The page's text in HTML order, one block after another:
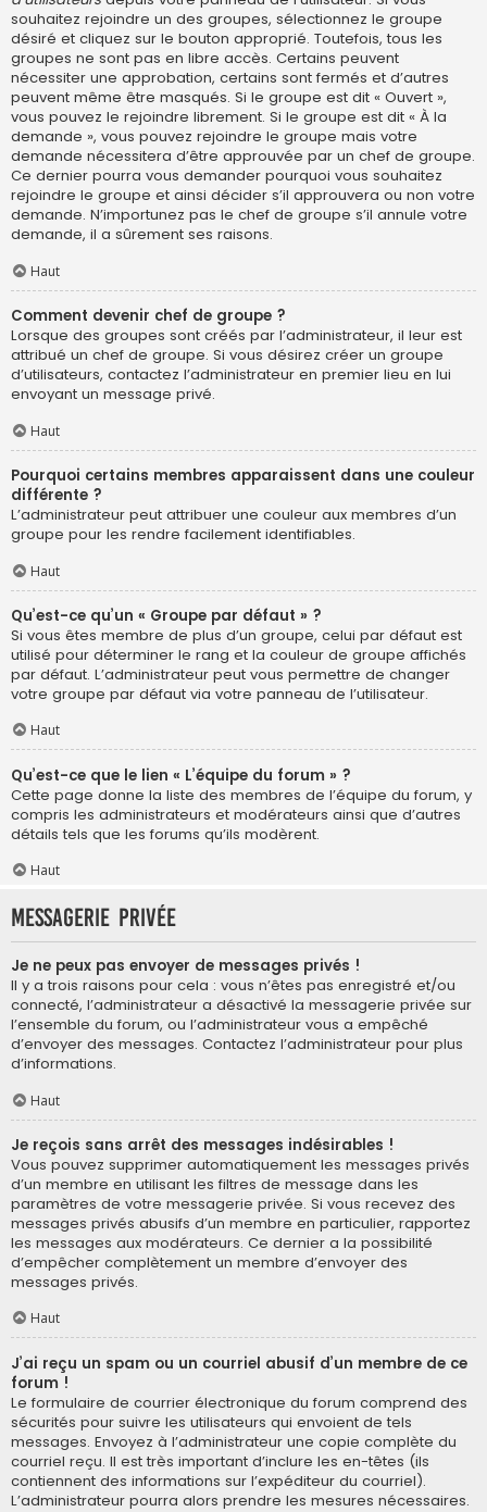
souhaitez rejoindre un des groupes, sélectionnez le groupe
désiré et cliquez sur le bouton approprié. Toutefois, tous les
groupes ne sont pas en libre accès. Certains peuvent
nécessiter une approbation, certains sont fermés et d’autres
peuvent même être masqués. Si le groupe est dit « Ouvert »,
vous pouvez le rejoindre librement. Si le groupe est dit « À la
demande », vous pouvez rejoindre le groupe mais votre
demande nécessitera d’être approuvée par un chef de groupe.
Ce dernier pourra vous demander pourquoi vous souhaitez
rejoindre le groupe et ainsi décider s’il approuvera ou non votre
demande. N’importunez pas le chef de groupe s’il annule votre
demande, il a sûrement ses raisons.
Haut
Comment devenir chef de groupe ?
Lorsque des groupes sont créés par l’administrateur, il leur est
attribué un chef de groupe. Si vous désirez créer un groupe
d’utilisateurs, contactez l’administrateur en premier lieu en lui
envoyant un message privé.
Haut
Pourquoi certains membres apparaissent dans une couleur
différente ?
L’administrateur peut attribuer une couleur aux membres d’un
groupe pour les rendre facilement identifiables.
Haut
Qu’est-ce qu’un « Groupe par défaut » ?
Si vous êtes membre de plus d’un groupe, celui par défaut est
utilisé pour déterminer le rang et la couleur de groupe affichés
par défaut. L’administrateur peut vous permettre de changer
votre groupe par défaut via votre panneau de l’utilisateur.
Haut
Qu’est-ce que le lien « L’équipe du forum » ?
Cette page donne la liste des membres de l’équipe du forum, y
compris les administrateurs et modérateurs ainsi que d’autres
détails tels que les forums qu’ils modèrent.
Haut
Messagerie privée
Je ne peux pas envoyer de messages privés !
Il y a trois raisons pour cela : vous n’êtes pas enregistré et/ou
connecté, l’administrateur a désactivé la messagerie privée sur
l’ensemble du forum, ou l’administrateur vous a empêché
d’envoyer des messages. Contactez l’administrateur pour plus
d’informations.
Haut
Je reçois sans arrêt des messages indésirables !
Vous pouvez supprimer automatiquement les messages privés
d’un membre en utilisant les filtres de message dans les
paramètres de votre messagerie privée. Si vous recevez des
messages privés abusifs d’un membre en particulier, rapportez
les messages aux modérateurs. Ce dernier a la possibilité
d’empêcher complètement un membre d’envoyer des
messages privés.
Haut
J’ai reçu un spam ou un courriel abusif d’un membre de ce
forum !
Le formulaire de courrier électronique du forum comprend des
sécurités pour suivre les utilisateurs qui envoient de tels
messages. Envoyez à l’administrateur une copie complète du
courriel reçu. Il est très important d’inclure les en-têtes (ils
contiennent des informations sur l’expéditeur du courriel).
L’administrateur pourra alors prendre les mesures nécessaires.